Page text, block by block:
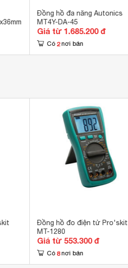
Đồng hồ đa năng Autonics
MT4Y-DA-45
Giá từ 1.685.200 đ
Có 2 nơi bán
Đồng hồ đo điện tử Pro'skit
MT-1280
Giá từ 553.300 đ
Có 8 nơi bán